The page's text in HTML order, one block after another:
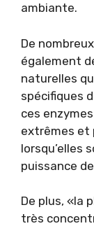
ambiante.
De
également
naturelles
spécifiques
ces
extrêmes et
lorsqu’elles
puissance
De plus, «la
très